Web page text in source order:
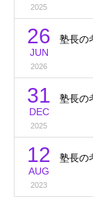
2025
26
JUN
2026
塾長の
31
DEC
2025
塾長の
12
AUG
2023
塾長の